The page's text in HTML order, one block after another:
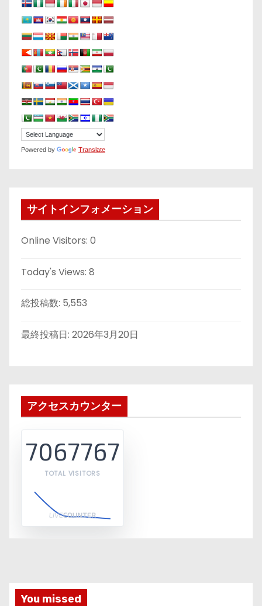
Powered by Translate
サイトインフォメーション
Online Visitors: 0
Today's Views: 8
総投稿数: 5,553
最終投稿日: 2026年3月20日
アクセスカウンター
7067767
TOTAL VISITORS
You missed